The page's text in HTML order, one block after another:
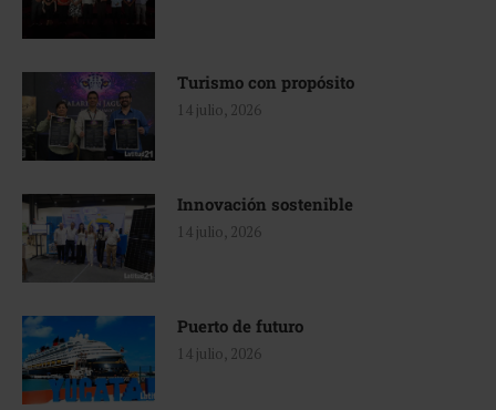
Turismo con propósito
14 julio, 2026
Innovación sostenible
14 julio, 2026
Puerto de futuro
14 julio, 2026